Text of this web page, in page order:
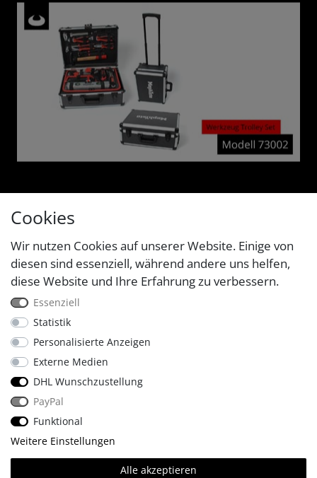
© Copyright 2026 Four & More GmbH Sinsheim. | Alle Rechte
Cookies
Wir nutzen Cookies auf unserer Website. Einige von
diesen sind essenziell, während andere uns helfen,
diese Website und Ihre Erfahrung zu verbessern.
Essenziell
Statistik
Personalisierte Anzeigen
Externe Medien
DHL Wunschzustellung
PayPal
Funktional
Weitere Einstellungen
Alle akzeptieren